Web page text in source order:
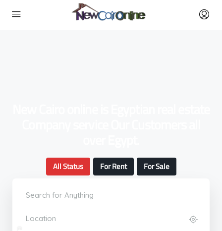
All Status For Rent For Sale